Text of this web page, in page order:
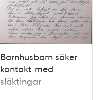
Barnhusbarn söker
kontakt med
släktingar